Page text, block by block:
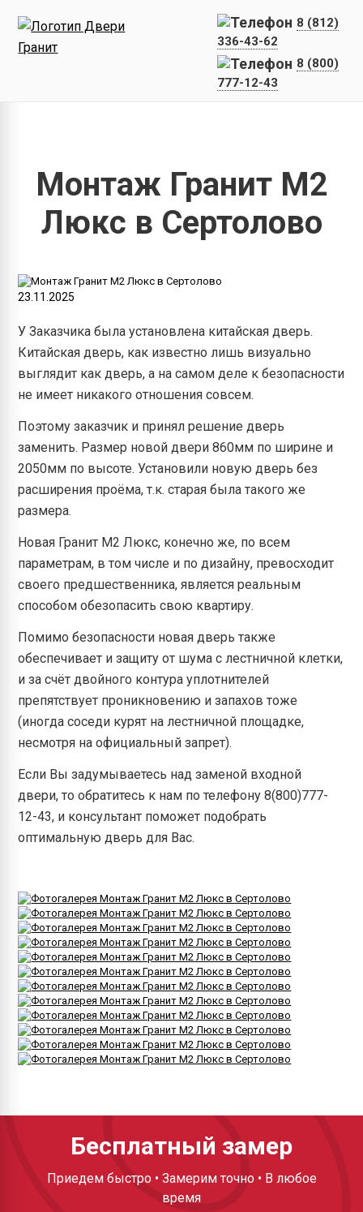
8 (812)
336-43-62
8 (800)
777-12-43
Монтаж Гранит М2 Люкс в
Монтаж Гранит М2
Люкс в Сертолово
23.11.2025
У Заказчика была установлена китайская дверь.
Китайская дверь, как известно лишь визуально
выглядит как дверь, а на самом деле к безопасности
не имеет никакого отношения совсем.
Поэтому заказчик и принял решение дверь
заменить. Размер новой двери 860мм по ширине и
2050мм по высоте. Установили новую дверь без
расширения проёма, т.к. старая была такого же
размера.
Новая Гранит М2 Люкс, конечно же, по всем
параметрам, в том числе и по дизайну, превосходит
своего предшественника, является реальным
способом обезопасить свою квартиру.
Помимо безопасности новая дверь также
обеспечивает и защиту от шума с лестничной клетки,
и за счёт двойного контура уплотнителей
препятствует проникновению и запахов тоже
(иногда соседи курят на лестничной площадке,
несмотря на официальный запрет).
Если Вы задумываетесь над заменой входной
двери, то обратитесь к нам по телефону 8(800)777-
12-43, и консультант поможет подобрать
оптимальную дверь для Вас.
Бесплатный замер
Приедем быстро • Замерим точно • В любое
время